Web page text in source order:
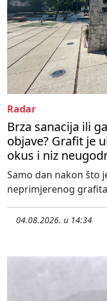
Radar
Brza sanacija ili
objave? Grafit je
okus i niz
Samo dan nakon što
neprimjerenog
04.08.2026. u 14:34